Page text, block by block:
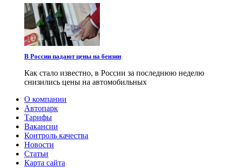
В России падают цены на бензин
Как стало известно, в России за последнюю неделю
снизились цены на автомобильных
О компании
Автопарк
Тарифы
Вакансии
Контроль качества
Новости
Статьи
Карта сайта